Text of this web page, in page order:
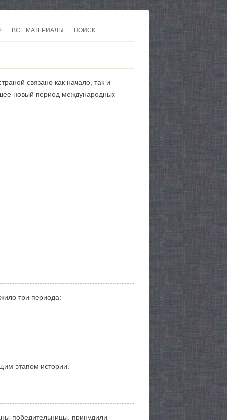
ВСЕ МАТЕРИАЛЫ
КАРТЫ
ПОИСК
связано как начало, так и
новый период международных
три периода:
этапом истории.
победительницы, принудили